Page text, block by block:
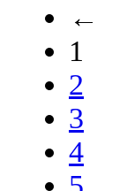
←
1
2
3
4